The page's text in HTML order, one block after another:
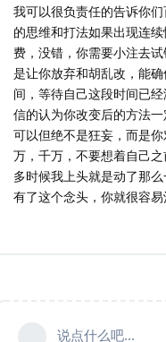
我可以很负责任的告诉你
的思维和打法如果出现连
费，没错，你需要小注去
是让你放弃和胡乱改，能
间，等待自己这段时间已
信的认为你改变后的方法
可以但绝不是狂妄，而是
万，千万，不要想着自己
多时候我上头就是动了那
有了这个念头，你就很容易
说点什么吧...